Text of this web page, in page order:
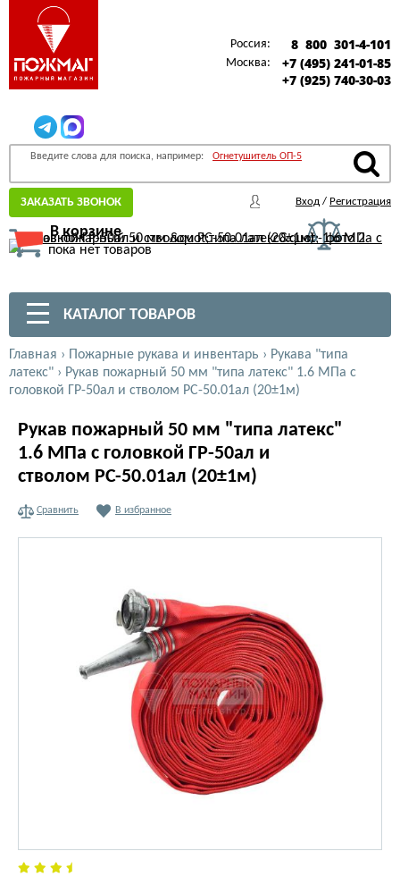
Россия: 8 800 301-4-101
Москва:
+7 (495) 241-01-85
+7 (925) 740-30-03
Введите слова для поиска, например: Огнетушитель ОП-5
ЗАКАЗАТЬ ЗВОНОК Вход / Регистрация
В корзине
пока нет товаров
КАТАЛОГ ТОВАРОВ
Главная › Пожарные рукава и инвентарь › Рукава "типа
латекс" › Рукав пожарный 50 мм "типа латекс" 1.6 МПа с
головкой ГР-50ал и стволом РС-50.01ал (20±1м)
Рукав пожарный 50 мм "типа латекс"
1.6 МПа с головкой ГР-50ал и
стволом РС-50.01ал (20±1м)
Сравнить В избранное